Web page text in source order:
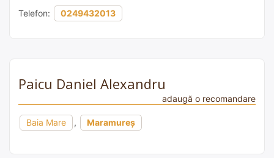
Telefon: 0249432013
Paicu Daniel Alexandru
adaugă o recomandare
Baia Mare , Maramureș